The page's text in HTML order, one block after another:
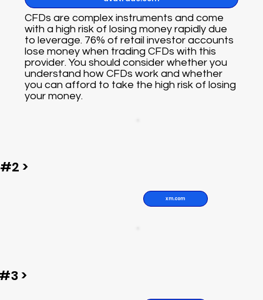
CFDs are complex instruments and come
with a high risk of losing money rapidly due
to leverage. 76% of retail investor accounts
lose money when trading CFDs with this
provider. You should consider whether you
understand how CFDs work and whether
you can afford to take the high risk of losing
your money.
xm.com
#2 >
>